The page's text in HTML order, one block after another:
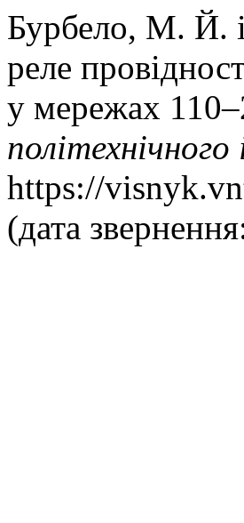
Бурбело, М. Й.
реле
у мережах
https://
(дата